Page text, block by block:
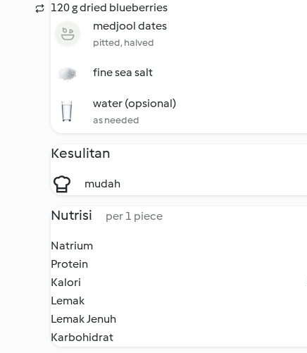
120 g dried blueberries
medjool dates
pitted, halved
fine sea salt
water (opsional)
as needed
Kesulitan
mudah
Nutrisi per 1 piece
Natrium
Protein
Kalori
Lemak
Lemak Jenuh
Karbohidrat